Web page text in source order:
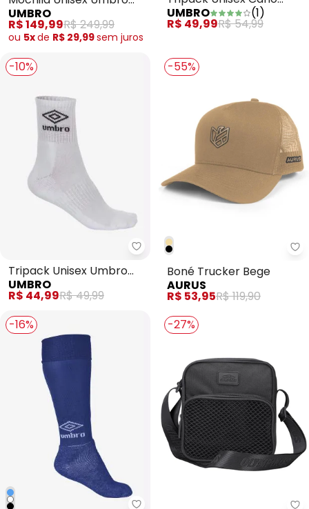
Print (Preta)
UMBRO
R$ 149,99R$ 249,99
ou 5xde R$ 29,99sem juros
Medio 39 a 43
UMBRO (1)
R$ 49,99R$ 54,99
-10%
Tripack Unisex Umbro Cano
Tripack Unisex Umbro
Cano Alto (Branco)
UMBRO
R$ 44,99R$ 49,99
-55%
Boné Trucker Bege
AURUS
R$ 53,95R$ 119,90
-16%
-27%